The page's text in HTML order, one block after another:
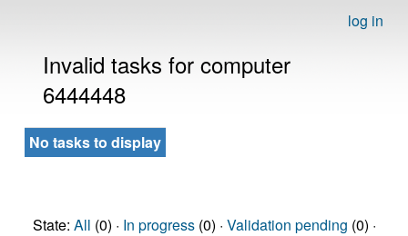
log in
Invalid tasks for computer
6444448
No tasks to display
State: All (0) · In progress(0) · Validation pending (0) ·